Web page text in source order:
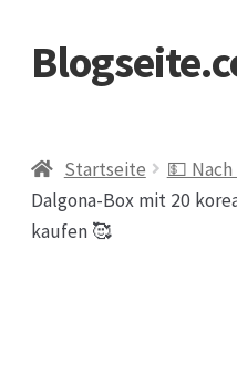
Zur
Navigation
Zum
Startseite 💵 Nach
Dalgona-Box mit 20
kaufen 🥰